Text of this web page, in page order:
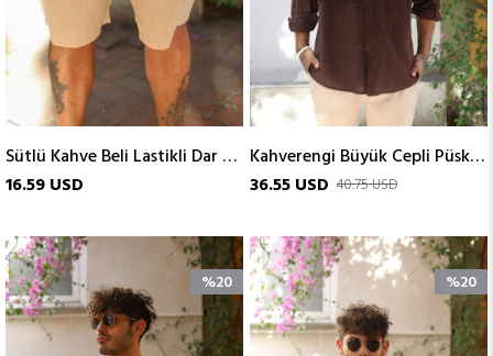
Sütlü Kahve Beli Lastikli Dar Kesim Erkek Şort
16.59 USD
Kahverengi Büyük Cepli Püsküllü Parçalı Erkek Gömlek
36.55 USD 40.75 USD
%20 %20